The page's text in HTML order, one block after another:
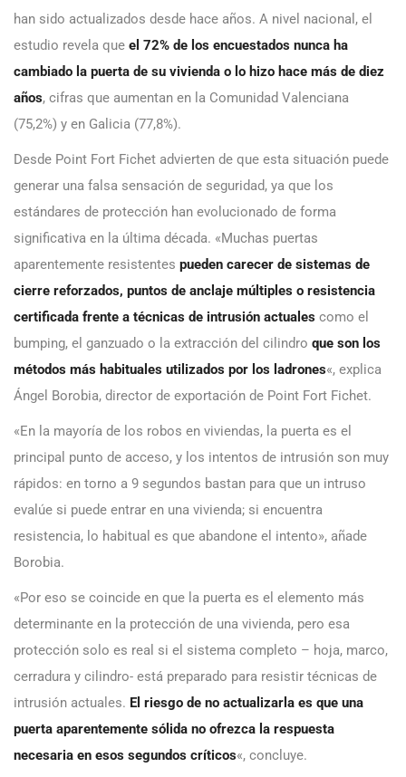
han sido actualizados desde hace años. A nivel nacional, el
estudio revela que el 72% de los encuestados nunca ha
cambiado la puerta de su vivienda o lo hizo hace más de diez
años, cifras que aumentan en la Comunidad Valenciana
(75,2%) y en Galicia (77,8%).
Desde Point Fort Fichet advierten de que esta situación puede
generar una falsa sensación de seguridad, ya que los
estándares de protección han evolucionado de forma
significativa en la última década. «Muchas puertas
aparentemente resistentes pueden carecer de sistemas de
cierre reforzados, puntos de anclaje múltiples o resistencia
certificada frente a técnicas de intrusión actuales como el
bumping, el ganzuado o la extracción del cilindro que son los
métodos más habituales utilizados por los ladrones«, explica
Ángel Borobia, director de exportación de Point Fort Fichet.
«En la mayoría de los robos en viviendas, la puerta es el
principal punto de acceso, y los intentos de intrusión son muy
rápidos: en torno a 9 segundos bastan para que un intruso
evalúe si puede entrar en una vivienda; si encuentra
resistencia, lo habitual es que abandone el intento», añade
Borobia.
«Por eso se coincide en que la puerta es el elemento más
determinante en la protección de una vivienda, pero esa
protección solo es real si el sistema completo – hoja, marco,
cerradura y cilindro- está preparado para resistir técnicas de
intrusión actuales. El riesgo de no actualizarla es que una
puerta aparentemente sólida no ofrezca la respuesta
necesaria en esos segundos críticos«, concluye.